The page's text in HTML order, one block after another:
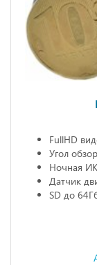
FullHD
Угол
Ночная
Датчик
SD до